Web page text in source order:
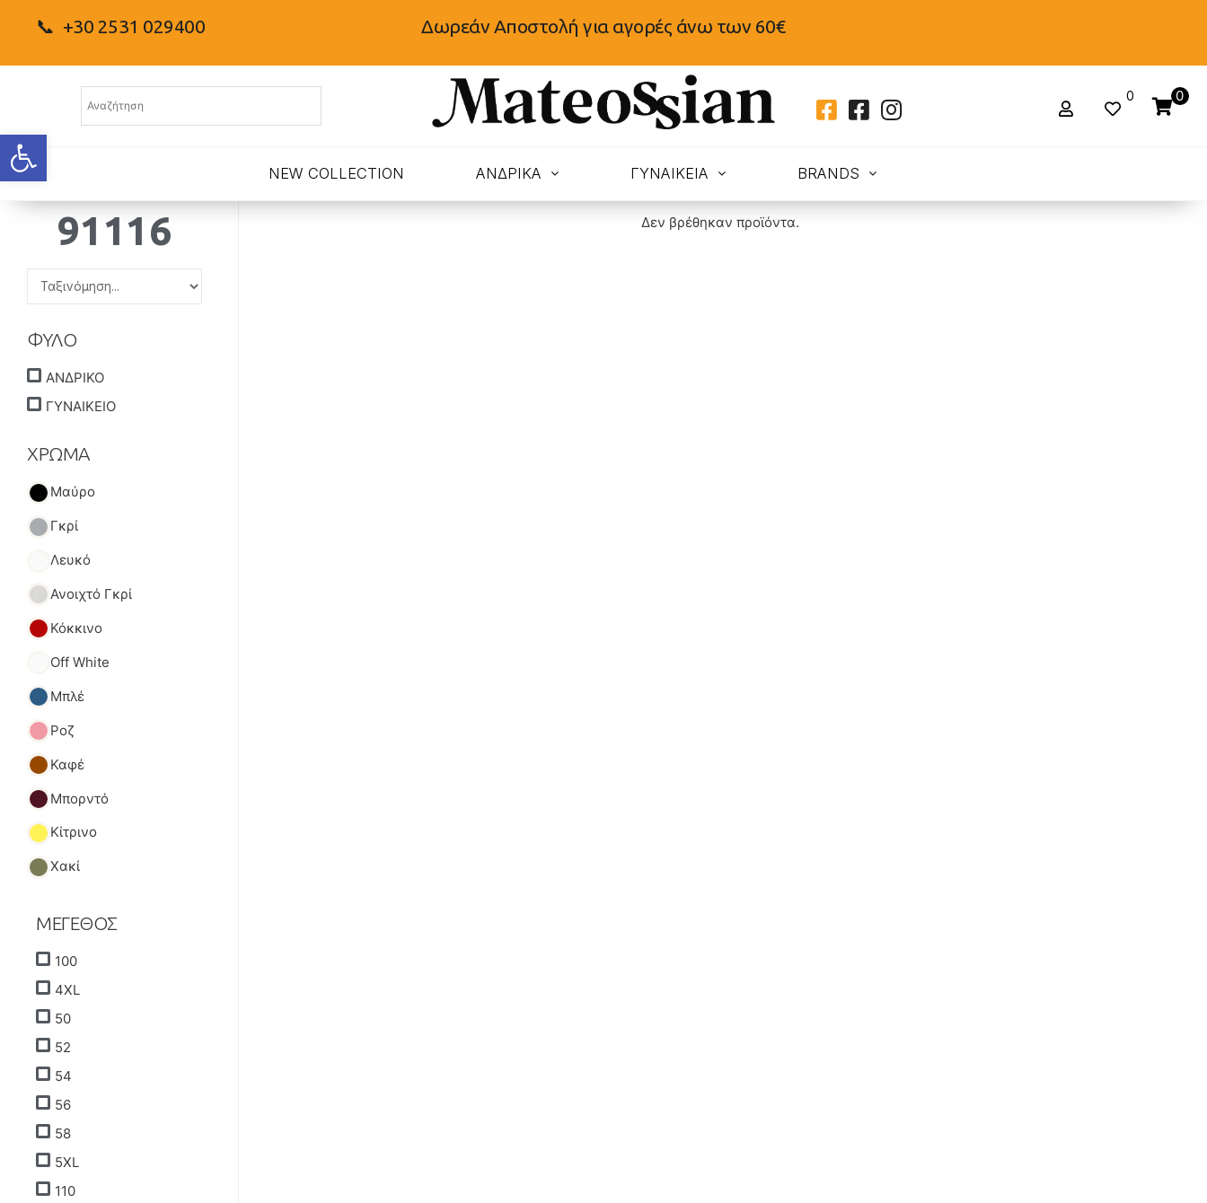
Ανοίξτε τη γραμμή εργαλείων
📞 +30 2531 029400 Δωρεάν Αποστολή για αγορές άνω των 60€
0 0
NEW COLLECTION ΑΝΔΡΙΚΑ ΓΥΝΑΙΚΕΙΑ BRANDS
91116
ΦΥΛΟ
ΑΝΔΡΙΚΟ
ΓΥΝΑΙΚΕΙΟ
ΧΡΩΜΑ
Μαύρο
Γκρί
Λευκό
Ανοιχτό Γκρί
Κόκκινο
Off White
Μπλέ
Ροζ
Καφέ
Μπορντό
Κίτρινο
Χακί
ΜΕΓΕΘΟΣ
100
4XL
50
52
54
56
58
5XL
110
Δεν βρέθηκαν προϊόντα.